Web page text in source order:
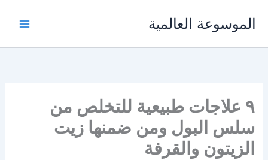
الموسوعة العالمية
٩ علاجات طبيعية للتخلص من
سلس البول ومن ضمنها زيت
الزيتون والقرفة